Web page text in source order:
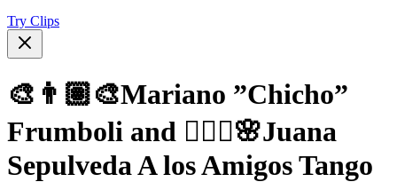
Try Clips
🎨👨🏽‍🎨Mariano ”Chicho”
Frumboli and 🧚🏼‍♀️🌸Juana
Sepulveda A los Amigos Tango